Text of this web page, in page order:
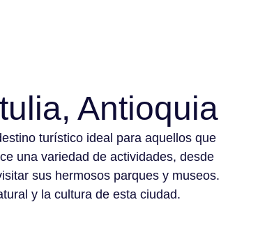
Antioquia
turístico ideal para aquellos que
una variedad de actividades, desde
sus hermosos parques y museos.
y la cultura de esta ciudad.